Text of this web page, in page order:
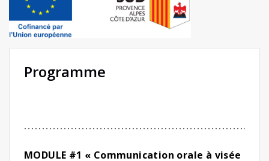
Programme
MODULE #1 « Communication orale à visée